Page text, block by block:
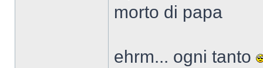
morto di papa
ehrm... ogni tanto